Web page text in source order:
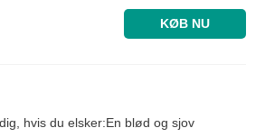
KØB NU
hvis du elsker:En blød og sjov